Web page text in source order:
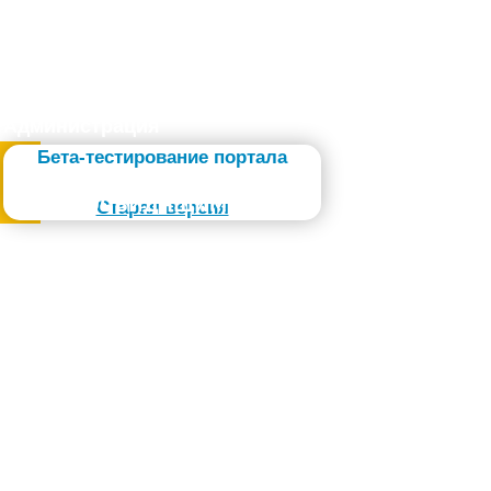
Бета-тестирование портала
Старая версия
Слабовидящим